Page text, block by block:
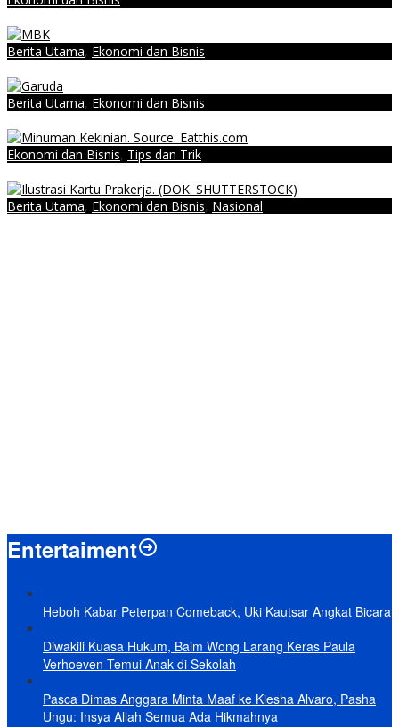
Berita Utama, Ekonomi dan Bisnis
Berita Utama, Ekonomi dan Bisnis
Ekonomi dan Bisnis, Tips dan Trik
Berita Utama, Ekonomi dan Bisnis, Nasional
Entertaiment
Heboh Kabar Peterpan Comeback, Uki Kautsar Angkat Bicara
Diwakili Kuasa Hukum, Baim Wong Larang Keras Paula
Verhoeven Temui Anak di Sekolah
Pasca Dimas Anggara Minta Maaf ke Kiesha Alvaro, Pasha
Ungu: Insya Allah Semua Ada Hikmahnya